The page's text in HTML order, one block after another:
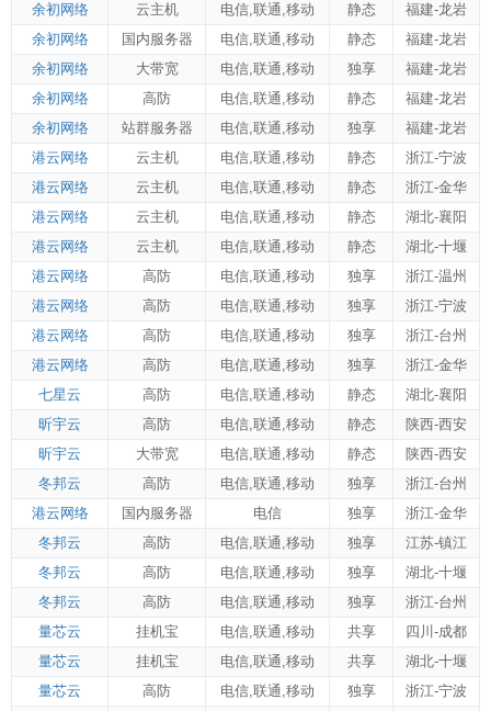
余初网络
云主机 电信,联通,移动 静态
福建-龙岩
余初网络
国内服务器 电信,联通,移动 静态
福建-龙岩
余初网络
大带宽 电信,联通,移动 独享
福建-龙岩
余初网络
高防 电信,联通,移动 静态
福建-龙岩
余初网络
站群服务器 电信,联通,移动 独享
福建-龙岩
港云网络
云主机 电信,联通,移动 静态
浙江-宁波
港云网络
云主机 电信,联通,移动 静态
浙江-金华
港云网络
云主机 电信,联通,移动 静态
湖北-襄阳
港云网络
云主机 电信,联通,移动 静态
湖北-十堰
港云网络
高防 电信,联通,移动 独享
浙江-温州
港云网络
高防 电信,联通,移动 独享
浙江-宁波
港云网络
高防 电信,联通,移动 独享
浙江-台州
港云网络
高防 电信,联通,移动 独享
浙江-金华
七星云
高防 电信,联通,移动 静态
湖北-襄阳
昕宇云
高防 电信,联通,移动 静态
陕西-西安
昕宇云
大带宽 电信,联通,移动 静态
陕西-西安
冬邦云
高防 电信,联通,移动 独享
浙江-台州
港云网络
国内服务器 电信 独享
浙江-金华
冬邦云
高防 电信,联通,移动 独享
江苏-镇江
冬邦云
高防 电信,联通,移动 独享
湖北-十堰
冬邦云
高防 电信,联通,移动 独享
浙江-台州
量芯云
挂机宝 电信,联通,移动 共享
四川-成都
量芯云
挂机宝 电信,联通,移动 共享
湖北-十堰
量芯云
高防 电信,联通,移动 独享
浙江-宁波